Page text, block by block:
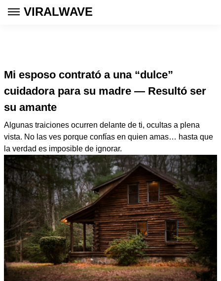
VIRALWAVE
Mi esposo contrató a una “dulce”
cuidadora para su madre — Resultó ser
su amante
Algunas traiciones ocurren delante de ti, ocultas a plena
vista. No las ves porque confías en quien amas… hasta que
la verdad es imposible de ignorar.